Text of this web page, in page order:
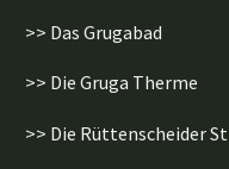
>> Das Grugabad
>> Die Gruga Therme
>> Die Rüttenscheider